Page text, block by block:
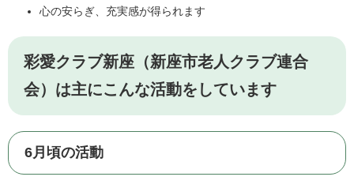
心の安らぎ、充実感が得られます
彩愛クラブ新座（新座市老人クラブ連合
会）は主にこんな活動をしています
6月頃の活動